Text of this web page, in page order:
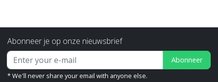
Abonneer je op onze nieuwsbrief
Abonneer
* We'll never share your email with anyone else.